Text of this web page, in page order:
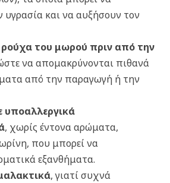
υγρασία και να αυξήσουν τον
ρούχα του μωρού πριν από την
να απομακρύνονται πιθανά
από την παραγωγή ή την
υποαλλεργικά
, χωρίς έντονα αρώματα,
που μπορεί να
εξανθήματα.
, γιατί συχνά